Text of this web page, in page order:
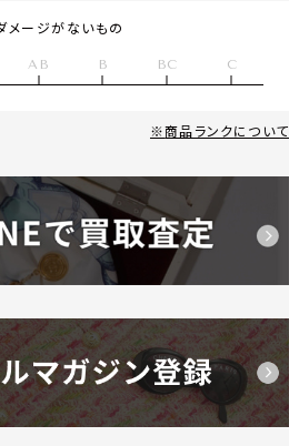
メージがないもの
AB B BC C
商品ランクについて